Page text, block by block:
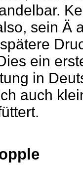
sein Ä
ein
in
auch